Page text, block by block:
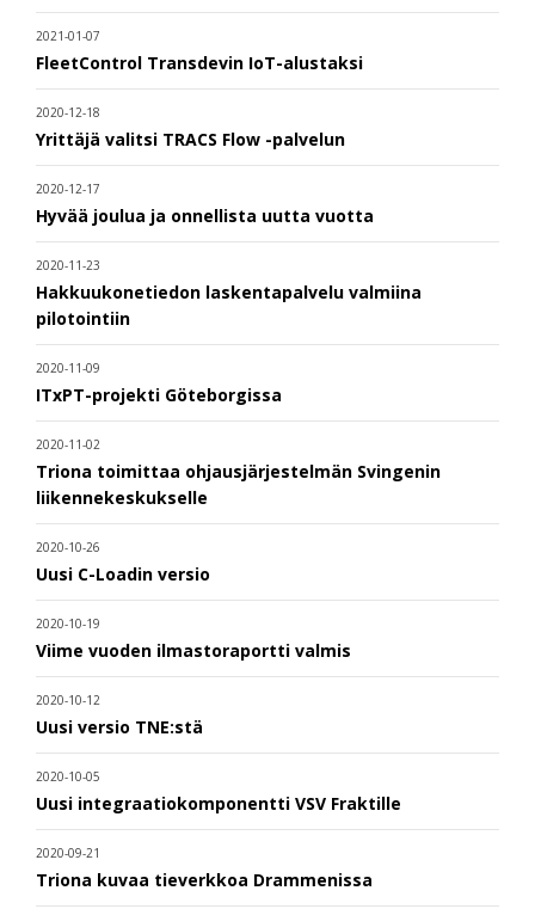
2021-01-07
FleetControl Transdevin IoT-alustaksi
2020-12-18
Yrittäjä valitsi TRACS Flow -palvelun
2020-12-17
Hyvää joulua ja onnellista uutta vuotta
2020-11-23
Hakkuukonetiedon laskentapalvelu valmiina
pilotointiin
2020-11-09
ITxPT-projekti Göteborgissa
2020-11-02
Triona toimittaa ohjausjärjestelmän Svingenin
liikennekeskukselle
2020-10-26
Uusi C-Loadin versio
2020-10-19
Viime vuoden ilmastoraportti valmis
2020-10-12
Uusi versio TNE:stä
2020-10-05
Uusi integraatiokomponentti VSV Fraktille
2020-09-21
Triona kuvaa tieverkkoa Drammenissa